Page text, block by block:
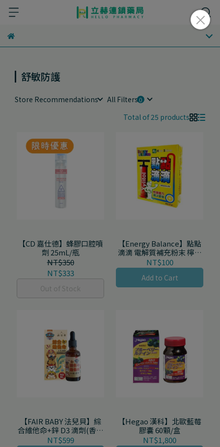
舒敏防護
Store Recommendations
All Filters
Total of 25 products
【CD 嘉仕德】蜂膠口腔噴
劑 25mL/瓶
NT$333
NT$350
Out of Stock
【Energy Balance】點點
滴滴 電解質補充粉末 檸檬
口味 4包/盒
NT$100
Add to Cart
【FAIR BABY 法兒貝】綜
合維他命+鋅 D3 滴劑(香橙
口味) 50mL/罐
NT$599
【Hegao 漢科】北歐藍莓
膠囊 60顆/盒
NT$1,800